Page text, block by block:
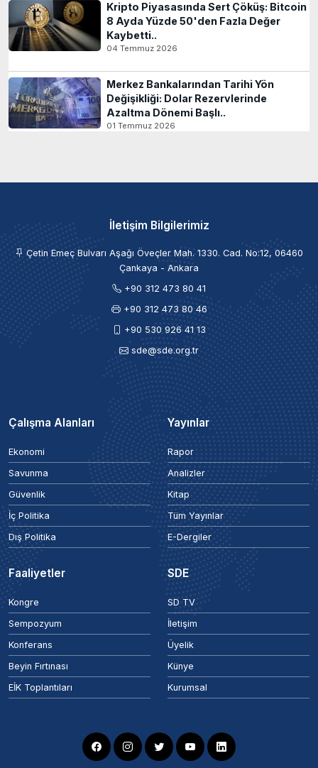
Kripto Piyasasında Sert Çöküş: Bitcoin
8 Ayda Yüzde 50'den Fazla Değer
Kaybetti..
04 Temmuz 2026
Merkez Bankalarından Tarihi Yön
Değişikliği: Dolar Rezervlerinde
Azaltma Dönemi Başlı..
01 Temmuz 2026
İletişim Bilgilerimiz
Çetin Emeç Bulvarı Aşağı Öveçler Mah. 1330. Cad. No:12, 06460
Çankaya - Ankara
+90 312 473 80 41
+90 312 473 80 46
+90 530 926 41 13
sde@sde.org.tr
Çalışma Alanları
Ekonomi
Savunma
Güvenlik
İç Politika
Dış Politika
Yayınlar
Rapor
Analizler
Kitap
Tüm Yayınlar
E-Dergiler
Faaliyetler
Kongre
Sempozyum
Konferans
Beyin Fırtınası
EİK Toplantıları
SDE
SD TV
İletişim
Üyelik
Künye
Kurumsal